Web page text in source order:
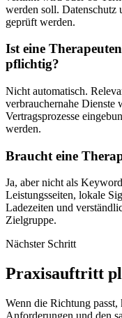
werden soll. Datenschutz
geprüft werden.
Ist eine
pflichtig?
Nicht automatisch.
verbrauchernahe
Vertragsprozesse
werden.
Braucht eine
Ja, aber nicht als
Leistungsseiten, lokale
Ladezeiten und
Zielgruppe.
Nächster Schritt
Praxisauftritt
Wenn die Richtung